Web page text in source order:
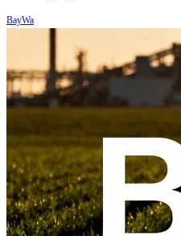
BayWa